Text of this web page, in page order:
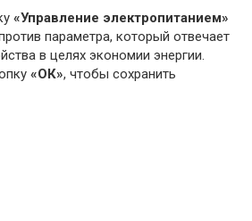
«Управление электропитанием»
параметра, который отвечает
в целях экономии энергии.
«ОК», чтобы сохранить